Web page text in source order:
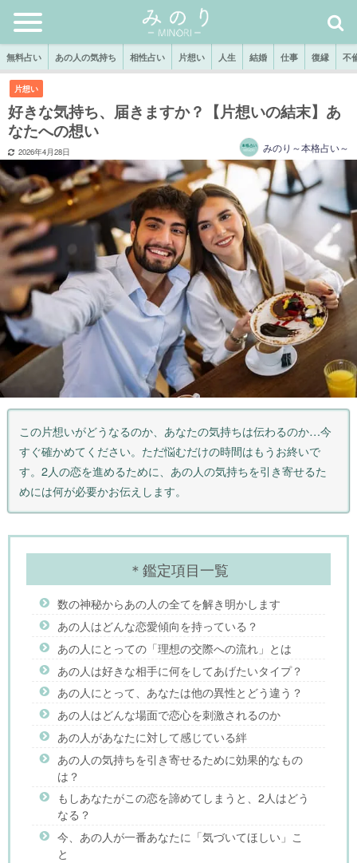
無料占い あの人の気持ち 相性占い 片想い 人生 結婚 仕事 復縁 不
片想い
好きな気持ち、届きますか？【片想いの結末】あ
なたへの想い
2026年4月28日 みのり～本格占い～
この片想いがどうなるのか、あなたの気持ちは伝わるのか…今
すぐ確かめてください。ただ悩むだけの時間はもうお終いで
す。2人の恋を進めるために、あの人の気持ちを引き寄せるた
めには何が必要かお伝えします。
＊鑑定項目一覧
数の神秘からあの人の全てを解き明かします
あの人はどんな恋愛傾向を持っている？
あの人にとっての「理想の交際への流れ」とは
あの人は好きな相手に何をしてあげたいタイプ？
あの人にとって、あなたは他の異性とどう違う？
あの人はどんな場面で恋心を刺激されるのか
あの人があなたに対して感じている絆
あの人の気持ちを引き寄せるために効果的なもの
は？
もしあなたがこの恋を諦めてしまうと、2人はどう
なる？
今、あの人が一番あなたに「気づいてほしい」こ
と